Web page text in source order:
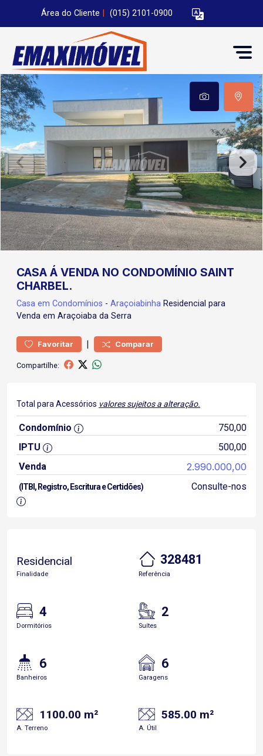
Área do Cliente (015) 2101-0900
CASA Á VENDA NO CONDOMÍNIO SAINT
CHARBEL.
Casa em Condomínios - Araçoiabinha Residencial para
Venda em Araçoiaba da Serra
Favoritar | Comparar
Compartilhe:
Total para Acessórios valores sujeitos a alteração.
Condomínio
750,00
IPTU
500,00
Venda
2.990.000,00
(ITBI, Registro, Escritura e Certidões) Consulte-nos
Residencial
Finalidade
328481
Referência
4
Dormitórios
2
Suítes
6
Banheiros
6
Garagens
1100.00 m²
A. Terreno
585.00 m²
A. Útil